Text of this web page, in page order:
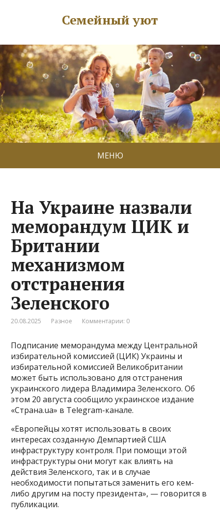
Семейный уют
МЕНЮ
На Украине назвали
меморандум ЦИК и
Британии
механизмом
отстранения
Зеленского
20.08.2025 Разное Комментарии: 0
Подписание меморандума между Центральной
избирательной комиссией (ЦИК) Украины и
избирательной комиссией Великобритании
может быть использовано для отстранения
украинского лидера Владимира Зеленского. Об
этом 20 августа сообщило украинское издание
«Страна.ua» в Telegram-канале.
«Европейцы хотят использовать в своих
интересах созданную Демпартией США
инфраструктуру контроля. При помощи этой
инфраструктуры они могут как влиять на
действия Зеленского, так и в случае
необходимости попытаться заменить его кем-
либо другим на посту президента», — говорится в
публикации.